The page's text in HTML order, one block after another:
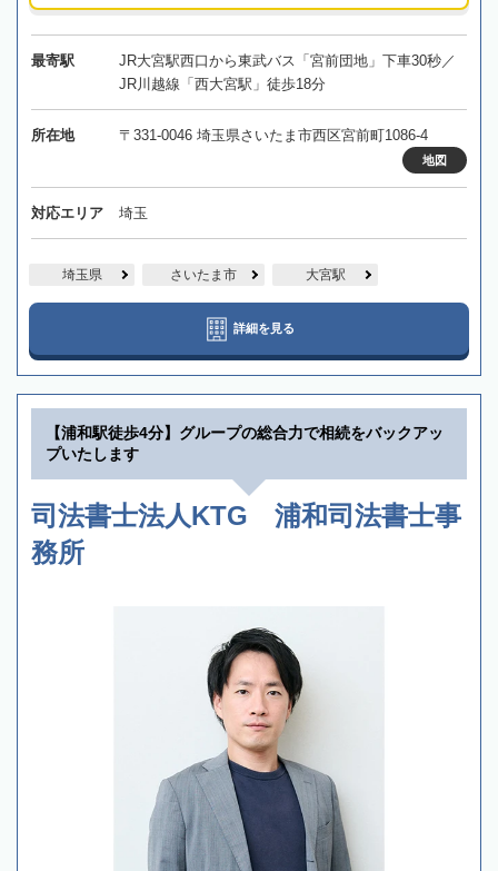
最寄駅
JR大宮駅西口から東武バス「宮前団地」下車30秒／
JR川越線「西大宮駅」徒歩18分
所在地 〒331-0046 埼玉県さいたま市西区宮前町1086-4
地図
対応エリア 埼玉
埼玉県 さいたま市 大宮駅
詳細を見る
【浦和駅徒歩4分】グループの総合力で相続をバックアッ
プいたします
司法書士法人KTG 浦和司法書士事
務所